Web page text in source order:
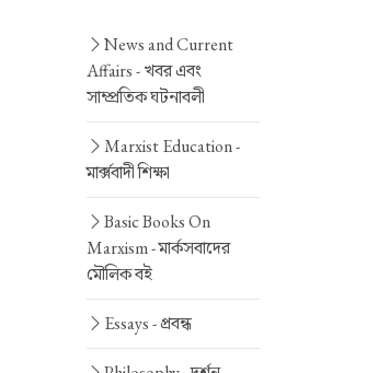
News and Current
Affairs -খবর এবং
সাম্প্রতিক ঘটনাবলী
Marxist Education -
মার্ক্সবাদী শিক্ষা
Basic Books On
Marxism -মার্কসবাদের
মৌলিক বই
Essays -প্রবন্ধ